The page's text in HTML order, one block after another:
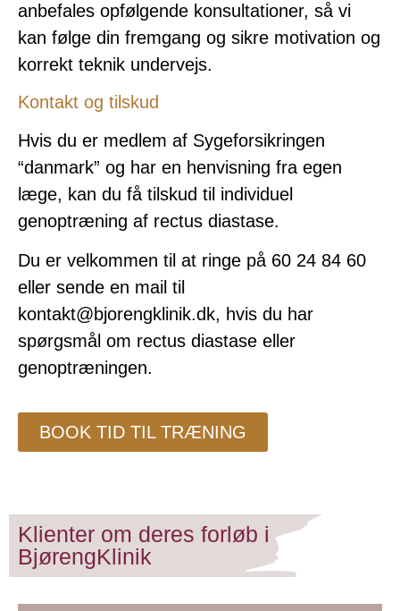
anbefales opfølgende konsultationer, så vi
kan følge din fremgang og sikre motivation og
korrekt teknik undervejs.
Kontakt og tilskud
Hvis du er medlem af Sygeforsikringen
“danmark” og har en henvisning fra egen
læge, kan du få tilskud til individuel
genoptræning af rectus diastase.
Du er velkommen til at ringe på 60 24 84 60
eller sende en mail til
kontakt@bjorengklinik.dk, hvis du har
spørgsmål om rectus diastase eller
genoptræningen.
BOOK TID TIL TRÆNING
Klienter om deres forløb i
BjørengKlinik